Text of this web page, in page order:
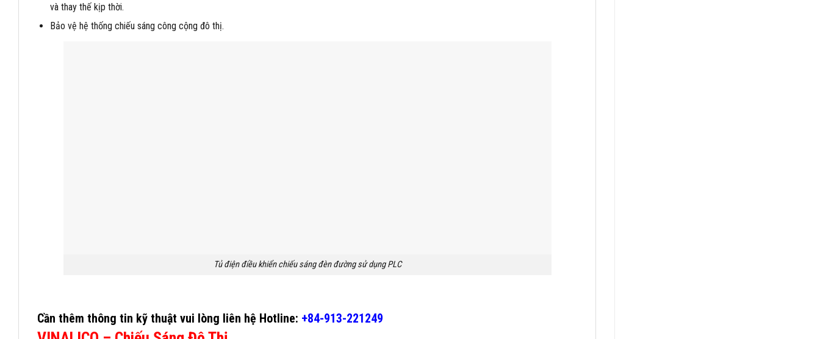
và thay thế kịp thời.
Bảo vệ hệ thống chiếu sáng công cộng đô thị.
Tủ điện điều khiển chiếu sáng đèn đường sử dụng PLC
Cần thêm thông tin kỹ thuật vui lòng liên hệ Hotline: +84-913-221249